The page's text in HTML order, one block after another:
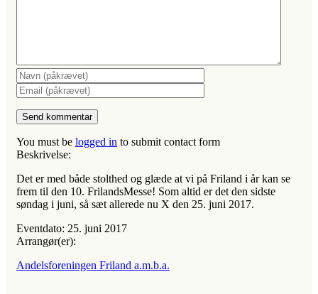
You must be logged in to submit contact form
Beskrivelse:
Det er med både stolthed og glæde at vi på Friland i år kan se
frem til den 10. FrilandsMesse! Som altid er det den sidste
søndag i juni, så sæt allerede nu X den 25. juni 2017.
Eventdato: 25. juni 2017
Arrangør(er):
Andelsforeningen Friland a.m.b.a.